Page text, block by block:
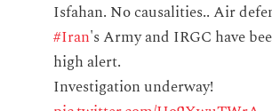
Isfahan. No causalities.. Air
#Iran's Army and IRGC have
high alert.
Investigation underway!